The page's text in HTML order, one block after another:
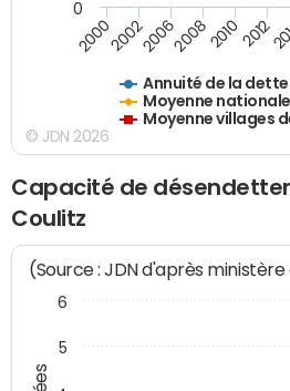
Annuité de la
Moyenne nationale
Moyenne villages
200020022006200820102012
0
© JDN 2026
Capacité de
Coulitz
(Source : JDN d'après
5
6